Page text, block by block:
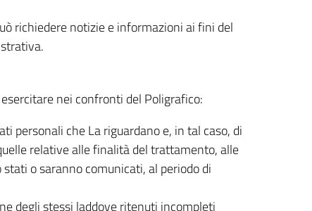
richiedere notizie e informazioni ai fini del
nei confronti del Poligrafico:
personali che La riguardano e, in tal caso, di
relative alle finalità del trattamento, alle
o saranno comunicati, al periodo di
degli stessi laddove ritenuti incompleti